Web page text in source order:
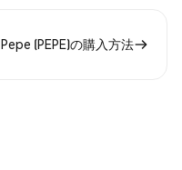
Pepe (PEPE)の購入方法